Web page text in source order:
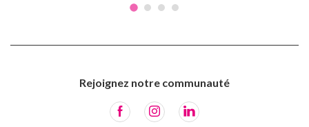
Rejoignez notre communauté